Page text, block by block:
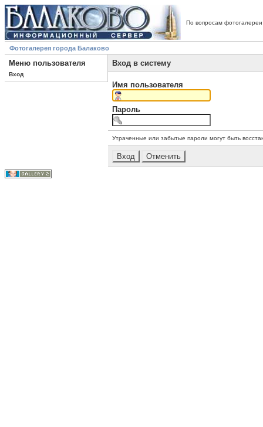
По вопросам
Фотогалерея города Балаково
Меню пользователя
Вход
Вход в систему
Имя пользователя
Пароль
Утраченные или забытые пароли могут быть